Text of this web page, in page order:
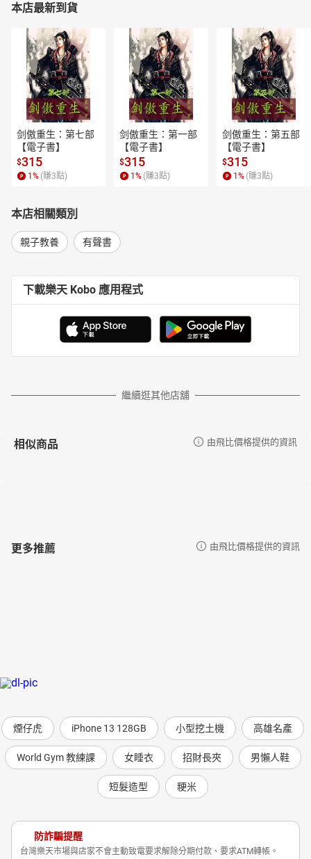
本店最新到貨
剑傲重生：第七部
【電子書】
$315
1 % (賺3點)
剑傲重生：第一部
【電子書】
$315
1 % (賺3點)
剑傲重生：第五部
【電子書】
$315
1 % (賺3點)
本店相關類別
親子教養 有聲書
下載樂天 Kobo 應用程式
繼續逛其他店舖
相似商品 由飛比價格提供的資訊
更多推薦 由飛比價格提供的資訊
煙仔虎 iPhone 13 128GB 小型挖土機 高雄名產
World Gym 教練課 女睡衣 招財長夾 男懶人鞋
短髮造型 粳米
防詐騙提醒
台灣樂天市場與店家不會主動致電要求解除分期付款、要求ATM轉帳。